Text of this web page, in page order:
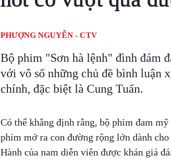
PHƯỢNG NGUYỄN - CTV
Bộ phim "Sơn hà lệnh" đình đám
với vô số những chủ đề bình luận
chính, đặc biệt là Cung Tuấn.
Có thể khẳng định rằng, bộ phim đam mỹ
phim mở ra con đường rộng lớn dành cho
Hành của nam diễn viên được khán giả